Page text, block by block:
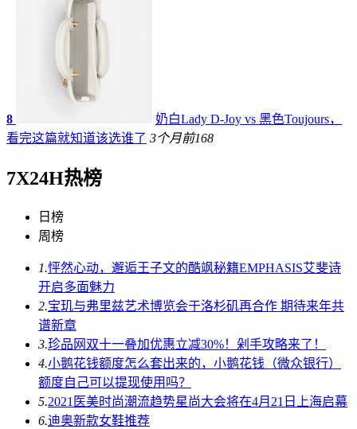
8
奶白Lady D-Joy vs 黑色Toujours，
看完这篇就知道该选谁了 3个月前168
7X24H热榜
日榜
周榜
1.怦然心动，邂逅王子文的酷飒秘籍EMPHASIS艾斐诗
开启多面魅力
2.宝玑与弗里兹艺术博览会于洛杉矶再合作 期待来年共
谱新章
3.珍品网双十一叠加优惠立减30%！剁手攻略来了！
4.小鹅花钱额度怎么套出来的，小鹅花钱（微众银行）
额度自己可以提现使用吗？
5.2021医美时尚潮流趋势星尚大会将在4月21日上海启幕
6.迪奥新款女鞋推荐